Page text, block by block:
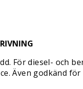
För diesel- och
Även godkänd